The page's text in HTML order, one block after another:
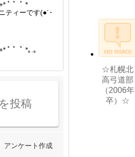
ﾟ ゜ﾟ *
ティーです(●´･
ﾟ ゜ﾟ *｡.｡
投稿
アンケート作成
☆札幌北
高弓道部
（2006年
卒）☆